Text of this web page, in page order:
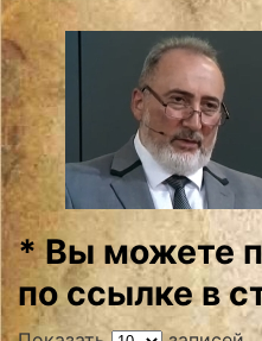
* Вы можете
по ссылке в